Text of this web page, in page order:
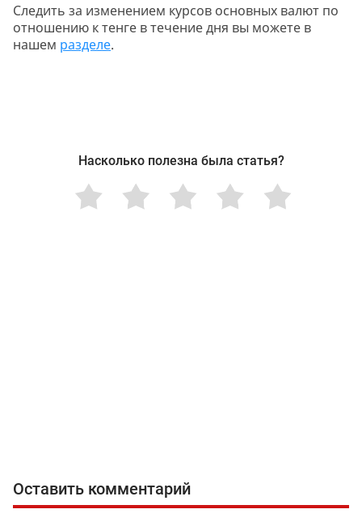
Следить за изменением курсов основных валют по
отношению к тенге в течение дня вы можете в
нашем разделе.
Насколько полезна была статья?
Оставить комментарий